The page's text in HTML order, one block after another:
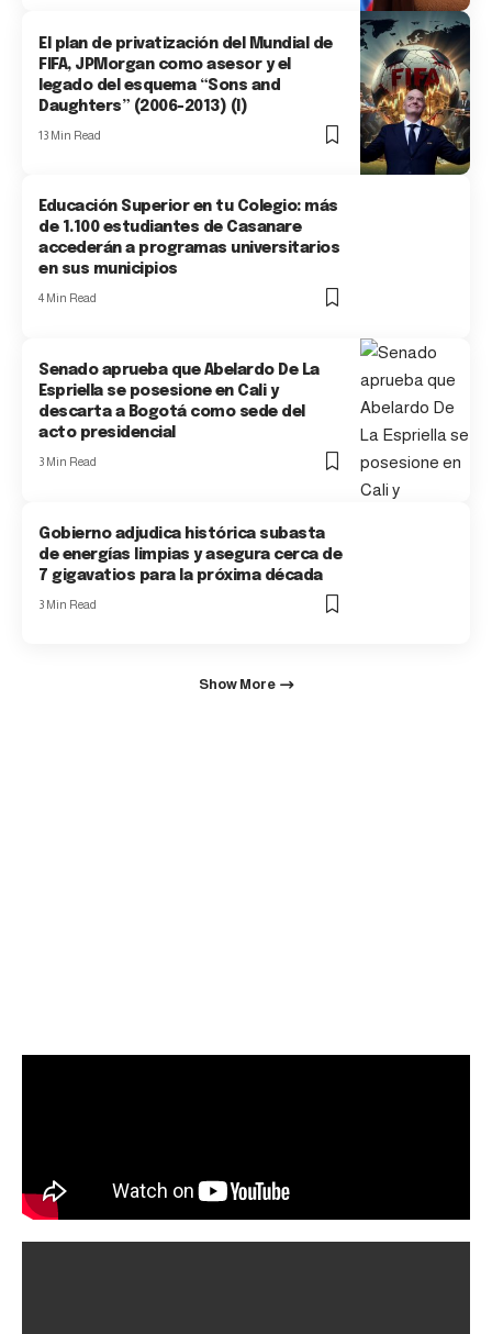
El plan de privatización del Mundial de
FIFA, JPMorgan como asesor y el
legado del esquema “Sons and
Daughters” (2006-2013) (I)
13 Min Read
Educación Superior en tu Colegio: más
de 1.100 estudiantes de Casanare
accederán a programas universitarios
en sus municipios
4 Min Read
Senado aprueba que Abelardo De La
Espriella se posesione en Cali y
descarta a Bogotá como sede del
acto presidencial
3 Min Read
Gobierno adjudica histórica subasta
de energías limpias y asegura cerca de
7 gigavatios para la próxima década
3 Min Read
Show More